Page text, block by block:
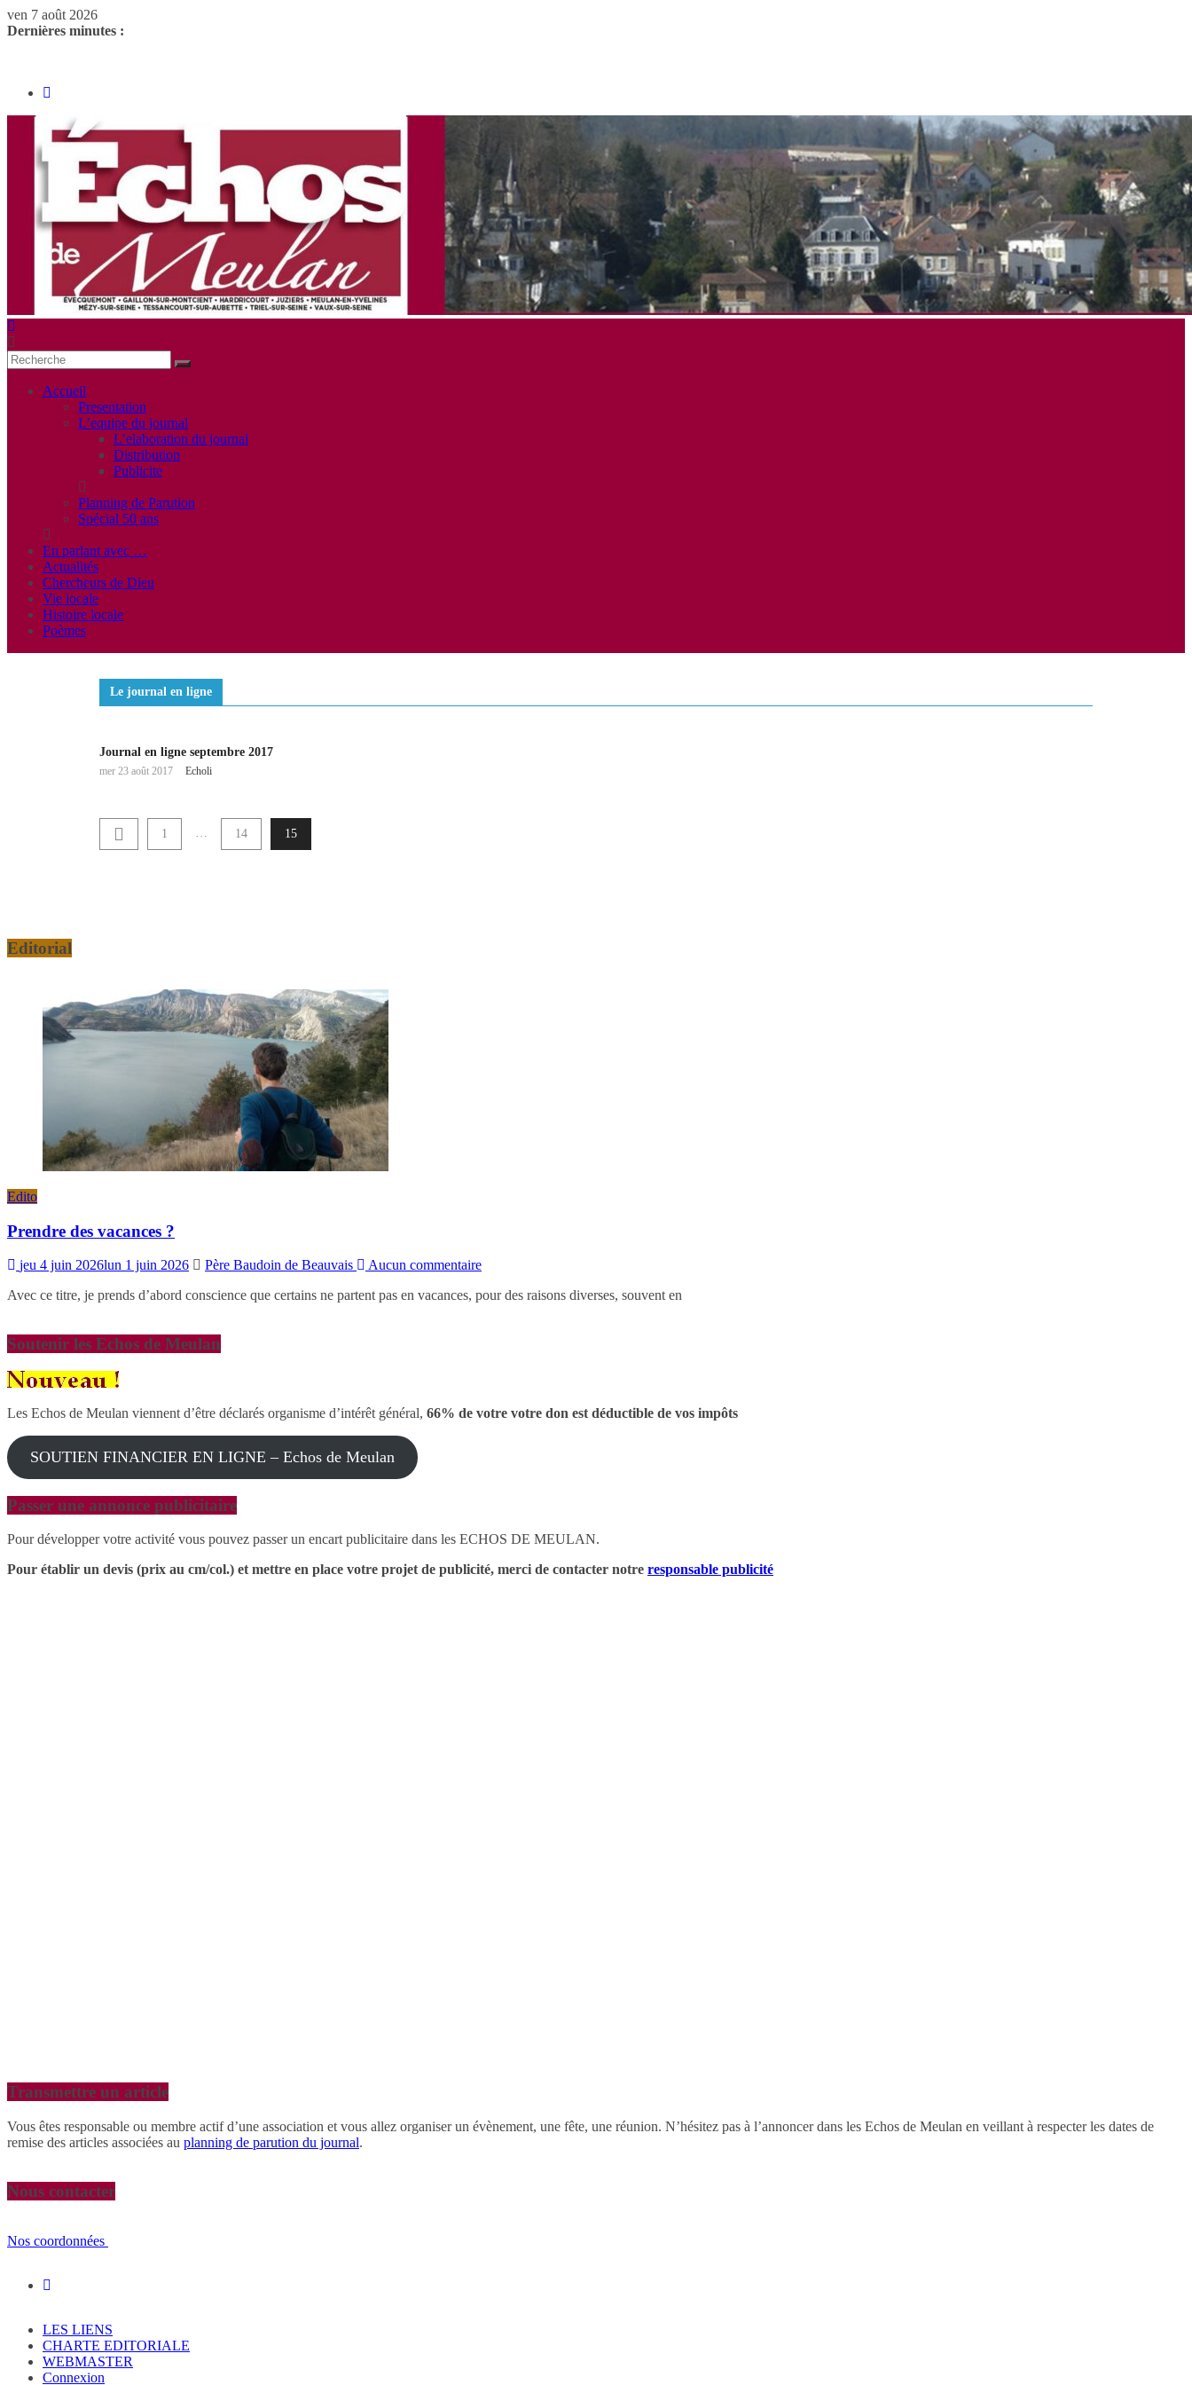
ven 7 août 2026
Dernières minutes :
Accueil
Presentation
L’equipe du journal
L’elaboration du journal
Distribution
Publicite
Planning de Parution
Spécial 50 ans
En parlant avec …
Actualités
Chercheurs de Dieu
Vie locale
Histoire locale
Poèmes
Le journal en ligne
Journal en ligne septembre 2017
mer 23 août 2017 Echoli
1 14 15
Editorial
Edito
Prendre des vacances ?
jeu 4 juin 2026lun 1 juin 2026 Père Baudoin de Beauvais
Aucun commentaire
Avec ce titre, je prends d’abord conscience que certains ne partent pas en vacances, pour des raisons diverses, souvent en
Soutenir les Echos de Meulan
Les Echos de Meulan viennent d’être déclarés organisme d’intérêt général, 66% de votre votre don est déductible de vos impôts
SOUTIEN FINANCIER EN LIGNE – Echos de Meulan
Passer une annonce publicitaire
Pour développer votre activité vous pouvez passer un encart publicitaire dans les ECHOS DE MEULAN.
Pour établir un devis (prix au cm/col.) et mettre en place votre projet de publicité, merci de contacter notre responsable publicité
Transmettre un article
Vous êtes responsable ou membre actif d’une association et vous allez organiser un évènement, une fête, une réunion. N’hésitez pas à l’annoncer dans les Echos de Meulan en veillant à respecter les dates de
remise des articles associées au planning de parution du journal.
Nous contacter
Nos coordonnées
LES LIENS
CHARTE EDITORIALE
WEBMASTER
Connexion